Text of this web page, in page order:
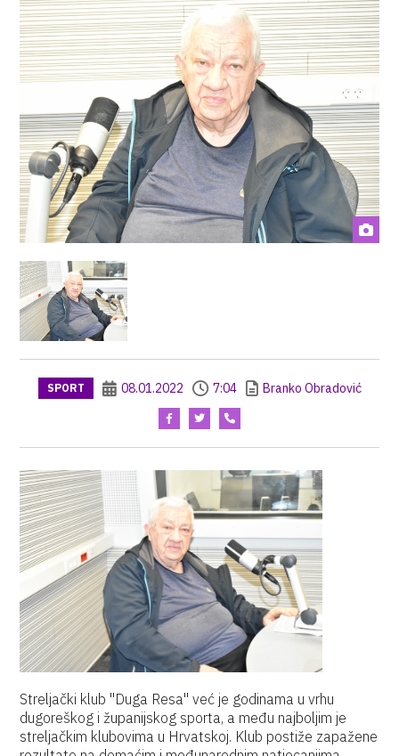
SPORT 08.01.2022 7:04 Branko Obradović
Streljački klub "Duga Resa" već je godinama u vrhu
dugoreškog i županijskog sporta, a među najboljim je
streljačkim klubovima u Hrvatskoj. Klub postiže zapažene